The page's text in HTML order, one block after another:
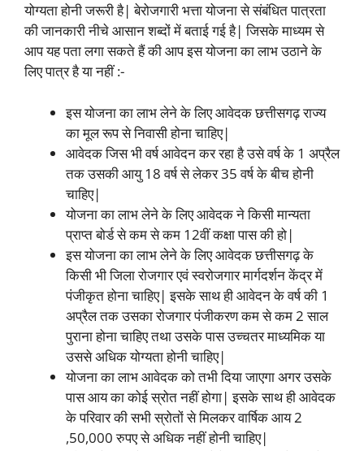
योग्यता होनी जरूरी है| बेरोजगारी भत्ता योजना से संबंधित पात्रता
की जानकारी नीचे आसान शब्दों में बताई गई है| जिसके माध्यम से
आप यह पता लगा सकते हैं की आप इस योजना का लाभ उठाने के
लिए पात्र है या नहीं :-
इस योजना का लाभ लेने के लिए आवेदक छत्तीसगढ़ राज्य
का मूल रूप से निवासी होना चाहिए|
आवेदक जिस भी वर्ष आवेदन कर रहा है उसे वर्ष के 1 अप्रैल
तक उसकी आयु 18 वर्ष से लेकर 35 वर्ष के बीच होनी
चाहिए|
योजना का लाभ लेने के लिए आवेदक ने किसी मान्यता
प्राप्त बोर्ड से कम से कम 12वीं कक्षा पास की हो|
इस योजना का लाभ लेने के लिए आवेदक छत्तीसगढ़ के
किसी भी जिला रोजगार एवं स्वरोजगार मार्गदर्शन केंद्र में
पंजीकृत होना चाहिए| इसके साथ ही आवेदन के वर्ष की 1
अप्रैल तक उसका रोजगार पंजीकरण कम से कम 2 साल
पुराना होना चाहिए तथा उसके पास उच्चतर माध्यमिक या
उससे अधिक योग्यता होनी चाहिए|
योजना का लाभ आवेदक को तभी दिया जाएगा अगर उसके
पास आय का कोई स्रोत नहीं होगा| इसके साथ ही आवेदक
के परिवार की सभी स्रोतों से मिलकर वार्षिक आय 2
,50,000 रुपए से अधिक नहीं होनी चाहिए|